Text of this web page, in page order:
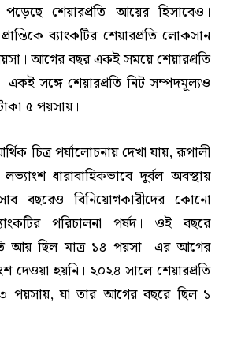
শেয়ারপ্রতি আয়ের হিসাবেও।
ব্যাংকটির শেয়ারপ্রতি লোকসান
আগের বছর একই সময়ে শেয়ারপ্রতি
সঙ্গে শেয়ারপ্রতি নিট সম্পদমূল্যও
৫ পয়সায়।
চিত্র পর্যালোচনায় দেখা যায়, রূপালী
ধারাবাহিকভাবে দুর্বল অবস্থায়
বছরেও বিনিয়োগকারীদের কোনো
পরিচালনা পর্ষদ। ওই বছরে
আয় ছিল মাত্র ১৪ পয়সা। এর আগের
হয়নি। ২০২৪ সালে শেয়ারপ্রতি
যা তার আগের বছরে ছিল ১